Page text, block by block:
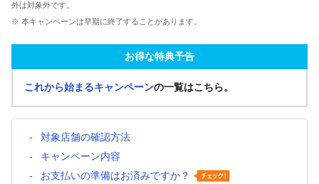
外は対象外です。
※ 本キャンペーンは早期に終了することがあります。
お得な特典予告
これから始まるキャンペーンの一覧はこちら。
対象店舗の確認方法
キャンペーン内容
お支払いの準備はお済みですか？